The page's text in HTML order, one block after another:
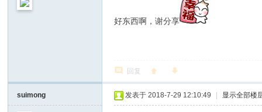
好东西啊，谢分享
回复
suimong 发表于 2018-7-29 12:10:49 显示全部楼